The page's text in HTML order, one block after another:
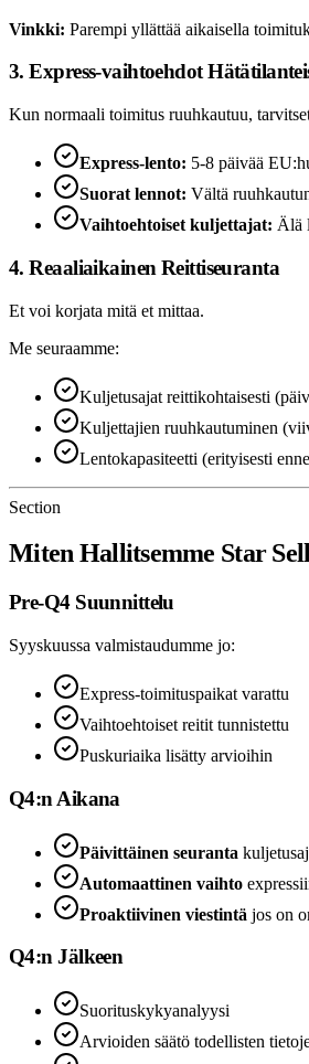
Vinkki: Parempi yllättää aikaisella
3. Express-vaihtoehdot
Kun normaali toimitus ruuhkautuu,
Express-lento: 5-8 päivää
Suorat lennot: Vältä
Vaihtoehtoiset kuljettajat: Älä
4. Reaaliaikainen Reittiseuranta
Et voi korjata mitä et mittaa.
Me seuraamme:
Kuljetusajat reittikohtaisesti
Kuljettajien ruuhkautuminen
Lentokapasiteetti (erityisesti
Section
Miten Hallitsemme Star
Pre-Q4 Suunnittelu
Syyskuussa valmistaudumme jo:
Express-toimituspaikat varattu
Vaihtoehtoiset reitit tunnistettu
Puskuriaika lisätty arvioihin
Q4:n Aikana
Päivittäinen seuranta
Automaattinen vaihto
Proaktiivinen viestintä jos on
Q4:n Jälkeen
Suorituskykyanalyysi
Arvioiden säätö todellisten